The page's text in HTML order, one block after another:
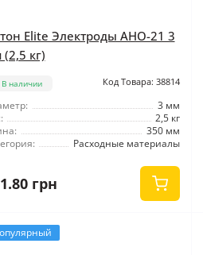
Elite Электроды АНО-21 3
кг)
В наличии Код Товара: 38814
3 мм
2,5 кг
350 мм
Расходные материалы
грн